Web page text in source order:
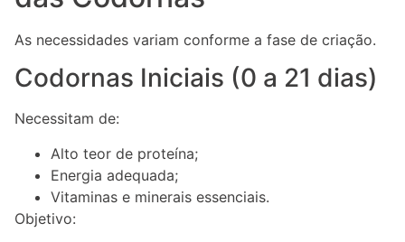
As necessidades variam conforme a fase de criação.
Codornas Iniciais (0 a 21 dias)
Necessitam de:
Alto teor de proteína;
Energia adequada;
Vitaminas e minerais essenciais.
Objetivo: